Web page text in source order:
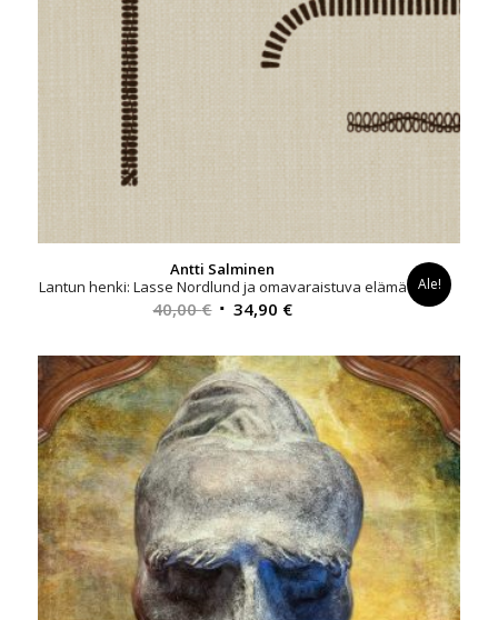
Antti Salminen
Lantun henki: Lasse Nordlund ja omavaraistuva elämä
40,00€ Alkuperäinen
oli:
40,00 €.
34,90 €Nykyinen
on:
34,90 €.
Ale!